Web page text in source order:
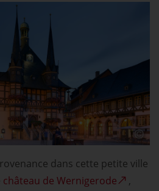
dans cette petite ville
château de Wernigerode
,